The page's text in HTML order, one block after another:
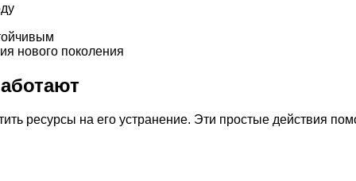
нового поколения
ресурсы на его устранение. Эти простые действия